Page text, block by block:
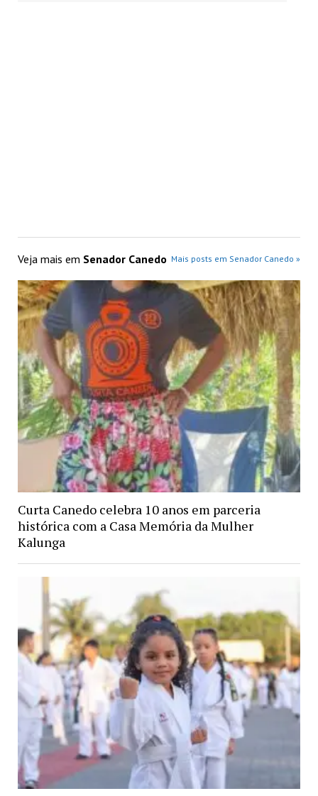
Veja mais em Senador Canedo Mais posts em Senador Canedo »
Curta Canedo celebra 10 anos em parceria
histórica com a Casa Memória da Mulher
Kalunga